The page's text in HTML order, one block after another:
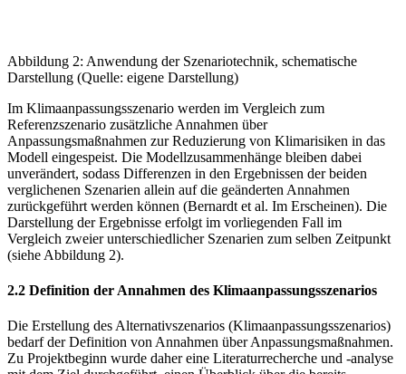
Abbildung 2: Anwendung der Szenariotechnik, schematische
Darstellung (Quelle: eigene Darstellung)
Im Klimaanpassungsszenario werden im Vergleich zum
Referenzszenario zusätzliche Annah­men über
Anpassungsmaßnahmen zur Reduzierung von Klimarisiken in das
Modell einge­speist. Die Modellzusammenhänge bleiben dabei
unverändert, sodass Differenzen in den Er­gebnissen der beiden
verglichenen Szenarien allein auf die geänderten Annahmen
zurückge­führt werden können (Bernardt et al. Im Erscheinen). Die
Darstellung der Ergebnisse erfolgt im vorliegenden Fall im
Vergleich zweier unterschiedlicher Szenarien zum selben Zeitpunkt
(siehe Abbildung 2).
2.2 Definition der Annahmen des Klimaanpassungsszenarios
Die Erstellung des Alternativszenarios (Klimaanpassungsszenarios)
bedarf der Definition von Annahmen über Anpassungsmaßnahmen.
Zu Projektbeginn wurde daher eine Literaturrecher­che und -analyse